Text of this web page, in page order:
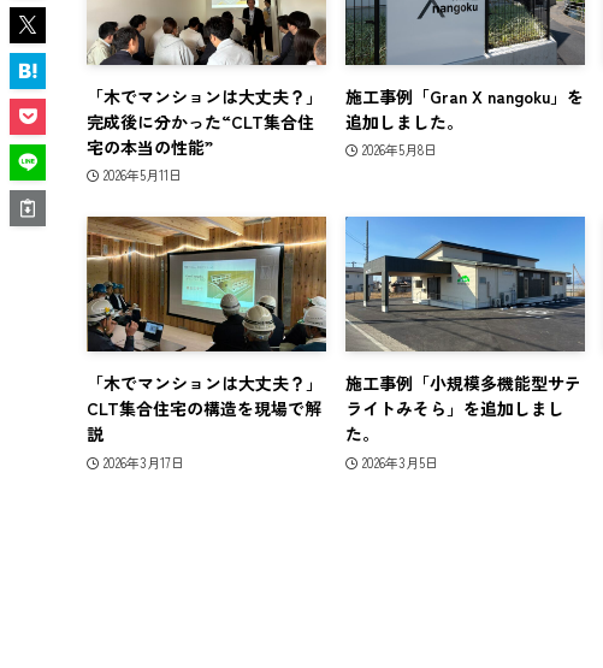
「木でマンションは大丈夫？」
完成後に分かった“CLT集合住
宅の本当の性能”
2026年5月11日
施工事例「Gran X nangoku」を
追加しました。
2026年5月8日
「木でマンションは大丈夫？」
CLT集合住宅の構造を現場で解
説
2026年3月17日
施工事例「小規模多機能型サテ
ライトみそら」を追加しまし
た。
2026年3月5日